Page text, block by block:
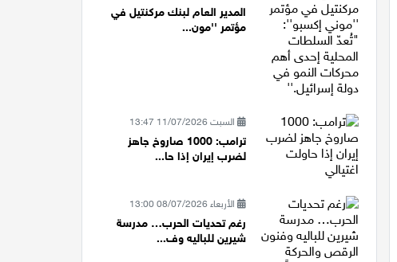
المدير العام لبنك مركنتيل في
مؤتمر ''مون...
السبت 11/07/2026 13:47
ترامب: 1000 صاروخ جاهز
لضرب إيران إذا حا...
الأربعاء 08/07/2026 13:00
رغم تحديات الحرب… مدرسة
شيرين للباليه وف...